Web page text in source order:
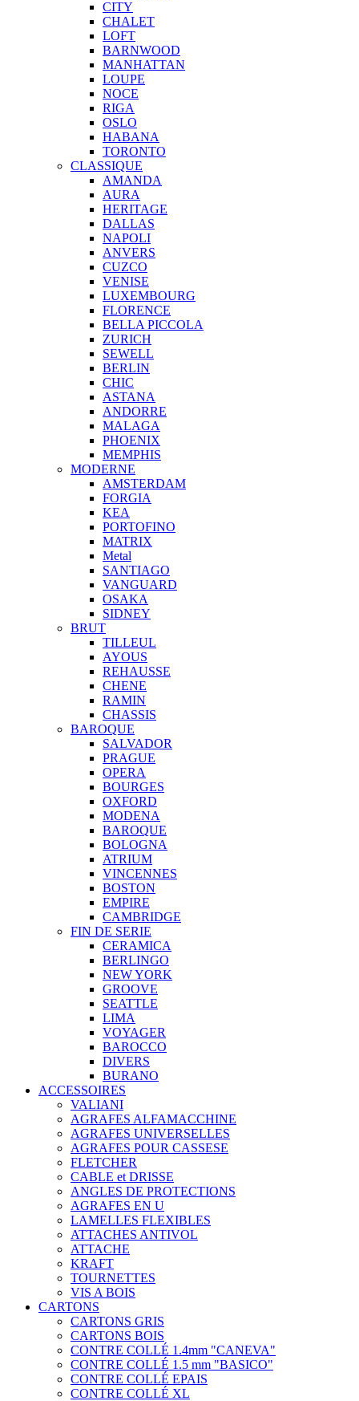
CITY
CHALET
LOFT
BARNWOOD
MANHATTAN
LOUPE
NOCE
RIGA
OSLO
HABANA
TORONTO
CLASSIQUE
AMANDA
AURA
HERITAGE
DALLAS
NAPOLI
ANVERS
CUZCO
VENISE
LUXEMBOURG
FLORENCE
BELLA PICCOLA
ZURICH
SEWELL
BERLIN
CHIC
ASTANA
ANDORRE
MALAGA
PHOENIX
MEMPHIS
MODERNE
AMSTERDAM
FORGIA
KEA
PORTOFINO
MATRIX
Metal
SANTIAGO
VANGUARD
OSAKA
SIDNEY
BRUT
TILLEUL
AYOUS
REHAUSSE
CHENE
RAMIN
CHASSIS
BAROQUE
SALVADOR
PRAGUE
OPERA
BOURGES
OXFORD
MODENA
BAROQUE
BOLOGNA
ATRIUM
VINCENNES
BOSTON
EMPIRE
CAMBRIDGE
FIN DE SERIE
CERAMICA
BERLINGO
NEW YORK
GROOVE
SEATTLE
LIMA
VOYAGER
BAROCCO
DIVERS
BURANO
ACCESSOIRES
VALIANI
AGRAFES ALFAMACCHINE
AGRAFES UNIVERSELLES
AGRAFES POUR CASSESE
FLETCHER
CABLE et DRISSE
ANGLES DE PROTECTIONS
AGRAFES EN U
LAMELLES FLEXIBLES
ATTACHES ANTIVOL
ATTACHE
KRAFT
TOURNETTES
VIS A BOIS
CARTONS
CARTONS GRIS
CARTONS BOIS
CONTRE COLLÉ 1.4mm "CANEVA"
CONTRE COLLÉ 1.5 mm "BASICO"
CONTRE COLLÉ EPAIS
CONTRE COLLÉ XL